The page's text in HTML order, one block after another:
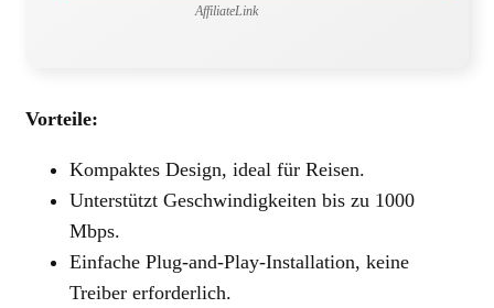
AffiliateLink
Vorteile:
Kompaktes Design, ideal für Reisen.
Unterstützt Geschwindigkeiten bis zu 1000
Mbps.
Einfache Plug-and-Play-Installation, keine
Treiber erforderlich.